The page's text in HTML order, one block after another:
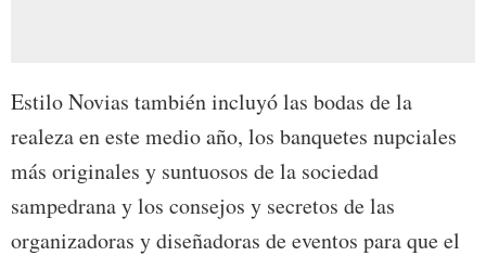
Estilo Novias también incluyó las bodas de la
realeza en este medio año, los banquetes nupciales
más originales y suntuosos de la sociedad
sampedrana y los consejos y secretos de las
organizadoras y diseñadoras de eventos para que el